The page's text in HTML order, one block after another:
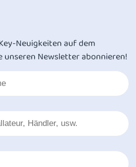
Neuigkeiten auf dem
unseren Newsletter abonnieren!